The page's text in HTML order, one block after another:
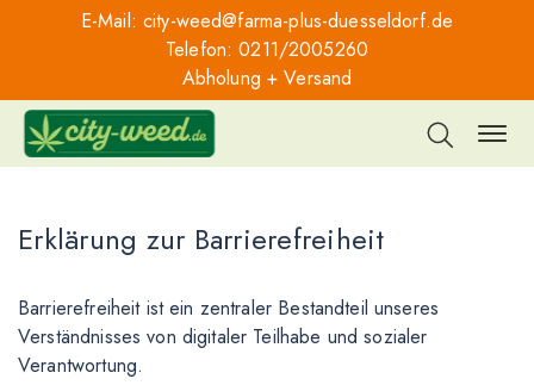
E-Mail: city-weed@farma-plus-duesseldorf.de
Telefon:0211/2005260
Abholung + Versand
Erklärung zur Barrierefreiheit
Barrierefreiheit ist ein zentraler Bestandteil unseres
Verständnisses von digitaler Teilhabe und sozialer
Verantwortung.